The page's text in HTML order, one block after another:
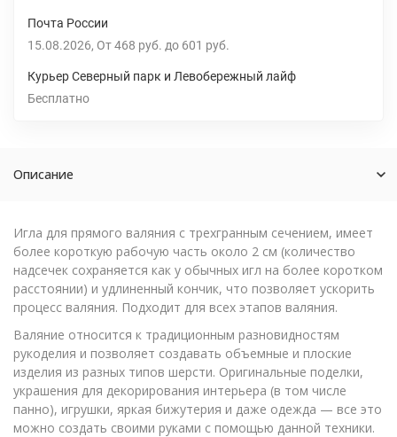
Почта России
15.08.2026 От 468 руб. до 601 руб.
Курьер Северный парк и Левобережный лайф
Бесплатно
Описание
Игла для прямого валяния с трехгранным сечением, имеет
более короткую рабочую часть около 2 см (количество
надсечек сохраняется как у обычных игл на более коротком
расстоянии) и удлиненный кончик, что позволяет ускорить
процесс валяния. Подходит для всех этапов валяния.
Валяние относится к традиционным разновидностям
рукоделия и позволяет создавать объемные и плоские
изделия из разных типов шерсти. Оригинальные поделки,
украшения для декорирования интерьера (в том числе
панно), игрушки, яркая бижутерия и даже одежда — все это
можно создать своими руками с помощью данной техники.